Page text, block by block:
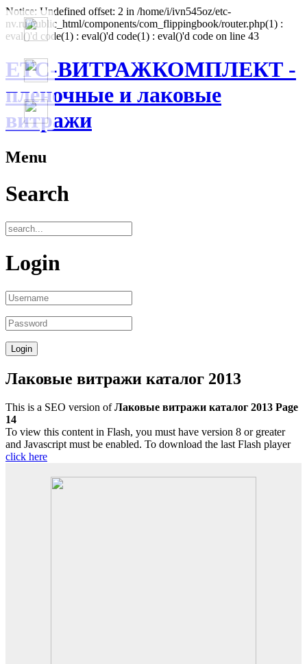
Notice: Undefined offset: 2 in /home/i/ivn545oz/etc-
nv.ru/public_html/components/com_flippingbook/router.php(1) :
eval()'d code(1) : eval()'d code(1) : eval()'d code on line 43
ЕТС-ВИТРАЖКОМПЛЕКТ -
пленочные и лаковые
витражи
Menu
Search
Login
Лаковые витражи каталог 2013
This is a SEO version ofЛаковые витражи каталог 2013 Page
14
To view this content in Flash, you must have version 8 or greater
and Javascript must be enabled. To download the last Flash player
click here